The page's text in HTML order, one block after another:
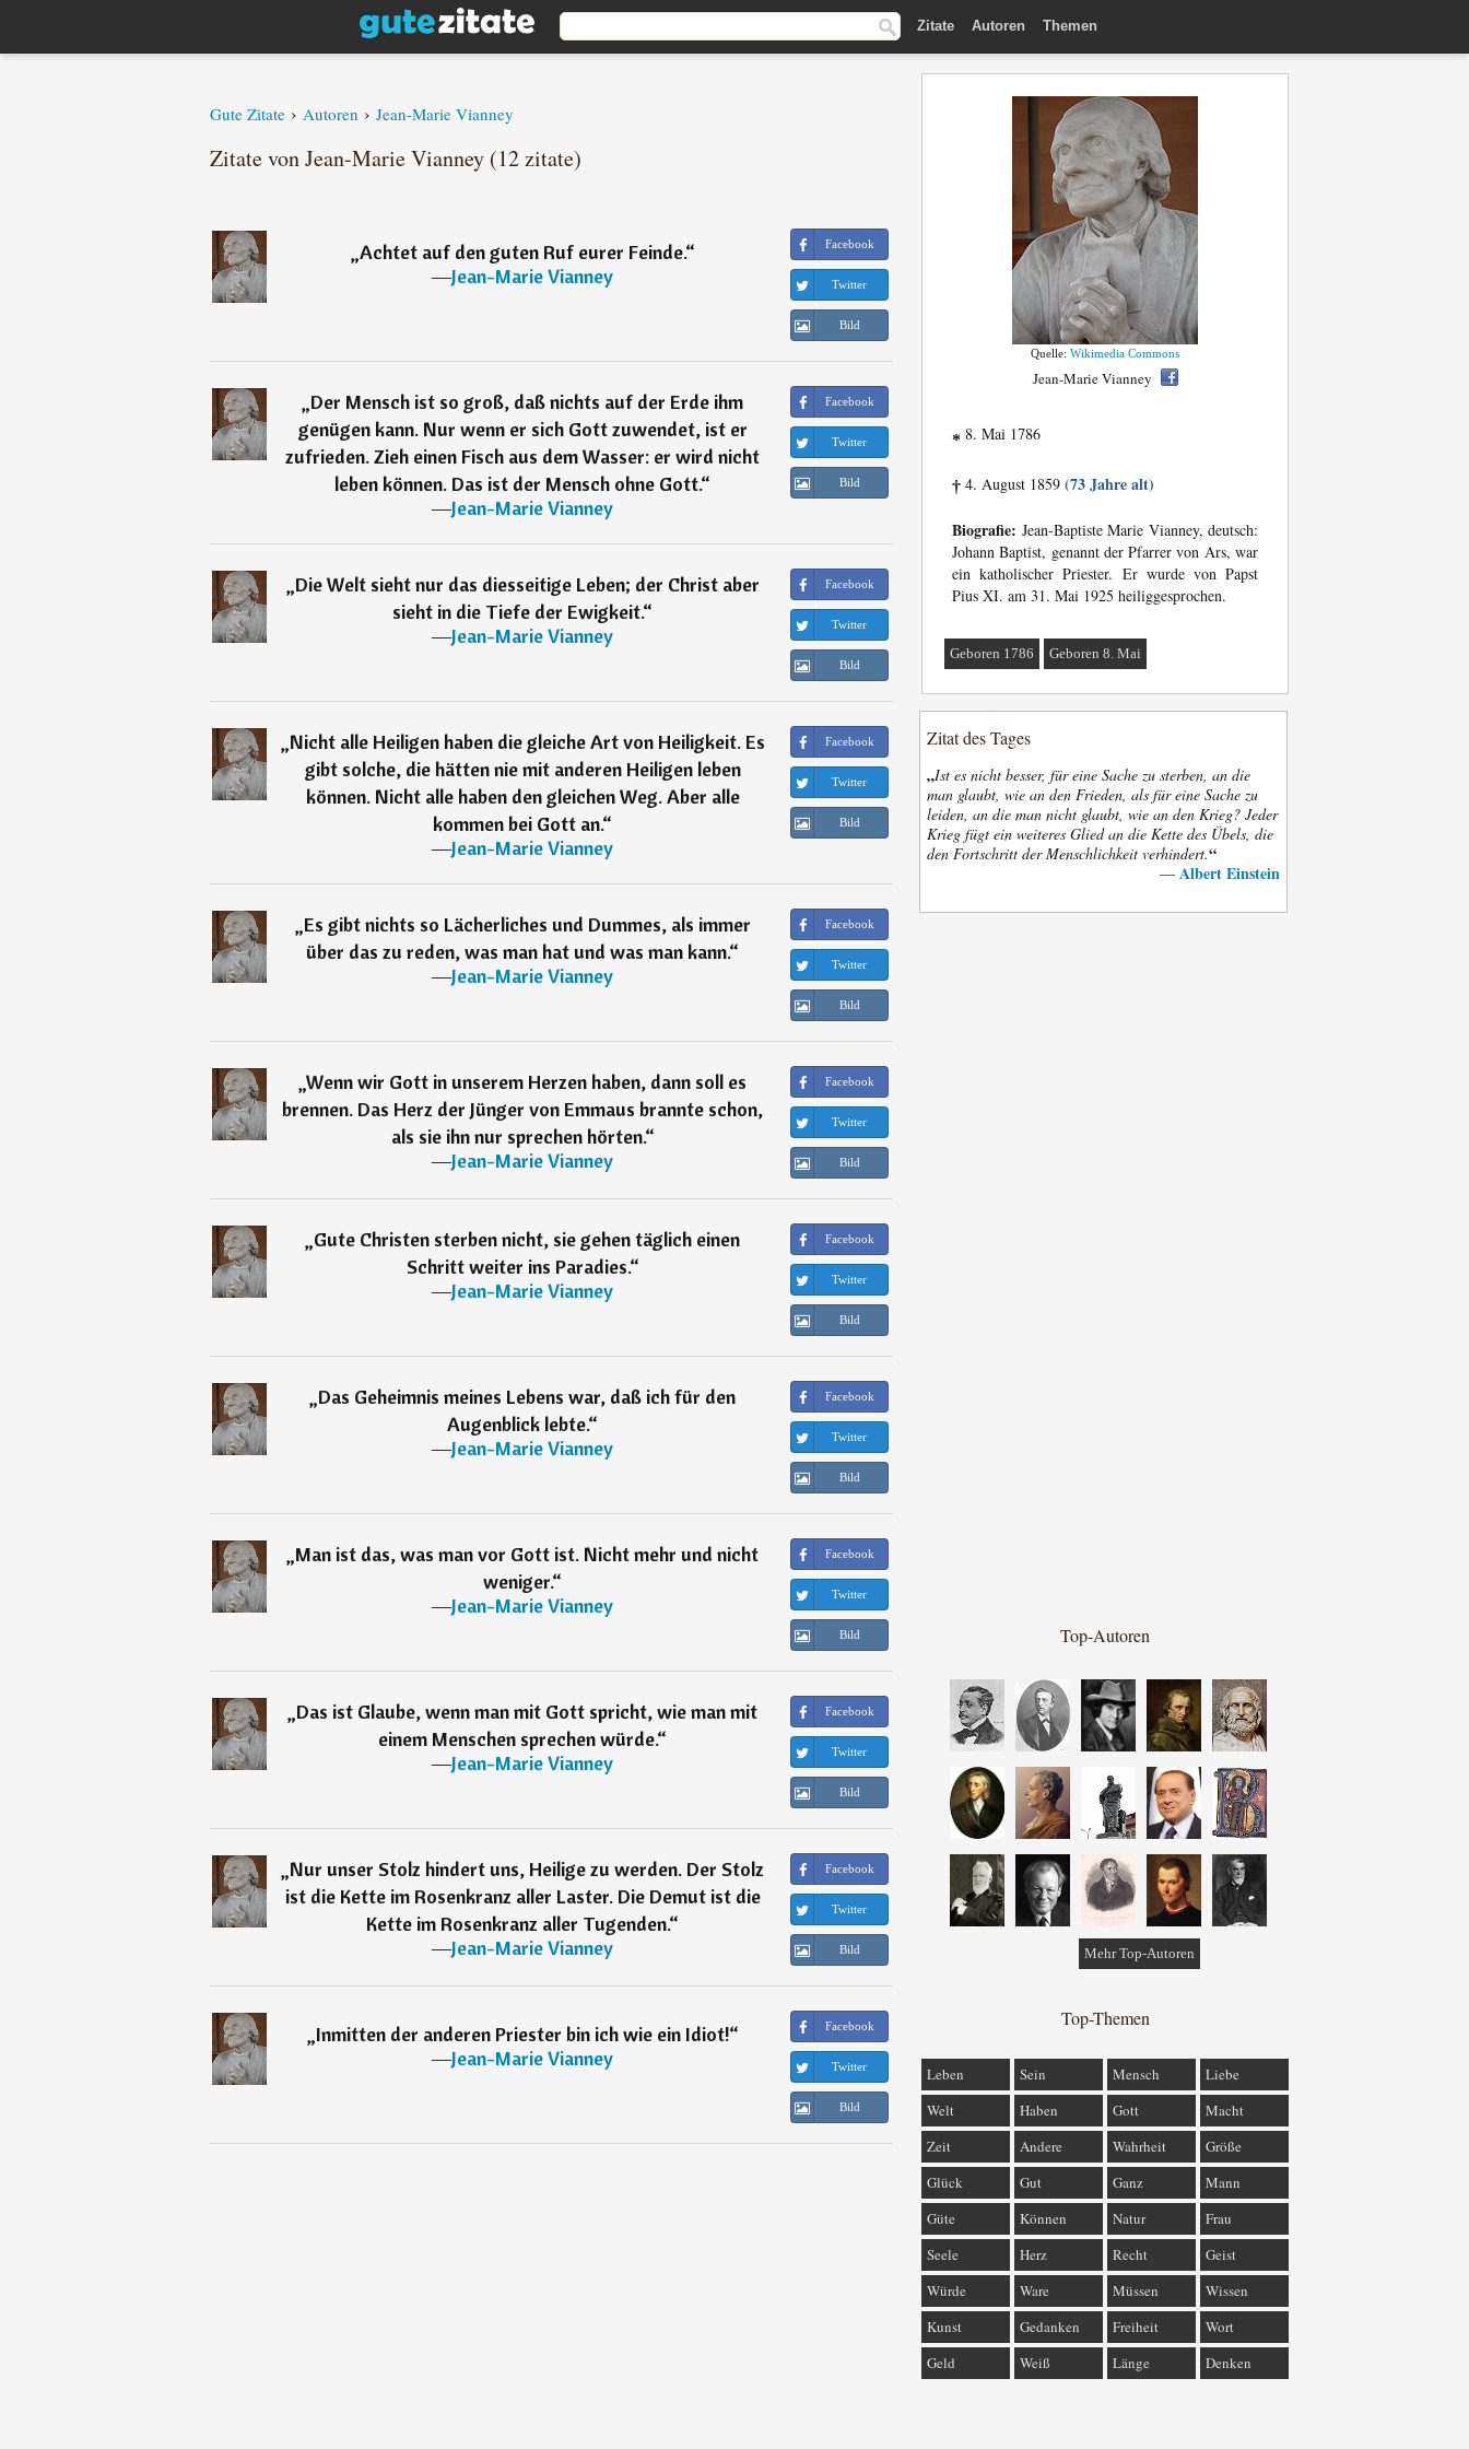
Zitate Autoren Themen
Gute Zitate › Autoren › Jean-Marie Vianney
Zitate von Jean-Marie Vianney (12 zitate)
„Achtet auf den guten Ruf eurer Feinde.“
―Jean-Marie Vianney
Facebook
Twitter
Bild
„Der Mensch ist so groß, daß nichts auf der Erde ihm
genügen kann. Nur wenn er sich Gott zuwendet, ist er
zufrieden. Zieh einen Fisch aus dem Wasser: er wird nicht
leben können. Das ist der Mensch ohne Gott.“
―Jean-Marie Vianney
Facebook
Twitter
Bild
„Die Welt sieht nur das diesseitige Leben; der Christ aber
sieht in die Tiefe der Ewigkeit.“
―Jean-Marie Vianney
Facebook
Twitter
Bild
„Nicht alle Heiligen haben die gleiche Art von Heiligkeit. Es
gibt solche, die hätten nie mit anderen Heiligen leben
können. Nicht alle haben den gleichen Weg. Aber alle
kommen bei Gott an.“
―Jean-Marie Vianney
Facebook
Twitter
Bild
„Es gibt nichts so Lächerliches und Dummes, als immer
über das zu reden, was man hat und was man kann.“
―Jean-Marie Vianney
Facebook
Twitter
Bild
„Wenn wir Gott in unserem Herzen haben, dann soll es
brennen. Das Herz der Jünger von Emmaus brannte schon,
als sie ihn nur sprechen hörten.“
―Jean-Marie Vianney
Facebook
Twitter
Bild
„Gute Christen sterben nicht, sie gehen täglich einen
Schritt weiter ins Paradies.“
―Jean-Marie Vianney
Facebook
Twitter
Bild
„Das Geheimnis meines Lebens war, daß ich für den
Augenblick lebte.“
―Jean-Marie Vianney
Facebook
Twitter
Bild
„Man ist das, was man vor Gott ist. Nicht mehr und nicht
weniger.“
―Jean-Marie Vianney
Facebook
Twitter
Bild
„Das ist Glaube, wenn man mit Gott spricht, wie man mit
einem Menschen sprechen würde.“
―Jean-Marie Vianney
Facebook
Twitter
Bild
„Nur unser Stolz hindert uns, Heilige zu werden. Der Stolz
ist die Kette im Rosenkranz aller Laster. Die Demut ist die
Kette im Rosenkranz aller Tugenden.“
―Jean-Marie Vianney
Facebook
Twitter
Bild
„Inmitten der anderen Priester bin ich wie ein Idiot!“
―Jean-Marie Vianney
Facebook
Twitter
Bild
Quelle: Wikimedia Commons
Jean-Marie Vianney
* 8. Mai 1786
† 4. August 1859 (73 Jahre alt)
Biografie: Jean-Baptiste Marie Vianney, deutsch:
Johann Baptist, genannt der Pfarrer von Ars, war
ein katholischer Priester. Er wurde von Papst
Pius XI. am 31. Mai 1925 heiliggesprochen.
Geboren 1786 Geboren 8. Mai
Zitat des Tages
„Ist es nicht besser, für eine Sache zu sterben, an die
man glaubt, wie an den Frieden, als für eine Sache zu
leiden, an die man nicht glaubt, wie an den Krieg? Jeder
Krieg fügt ein weiteres Glied an die Kette des Übels, die
den Fortschritt der Menschlichkeit verhindert.“
— Albert Einstein
Top-Autoren
Mehr Top-Autoren
Top-Themen
Leben Sein Mensch
Liebe
Welt
Haben Gott
Macht
Zeit
Andere Wahrheit
Größe
Glück
Gut Ganz
Mann
Güte
Können Natur
Frau
Seele
Herz Recht
Geist
Würde
Ware Müssen
Wissen
Kunst
Gedanken Freiheit
Wort
Geld
Weiß Länge Denken